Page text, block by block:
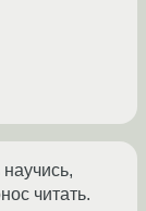
научись,
читать.